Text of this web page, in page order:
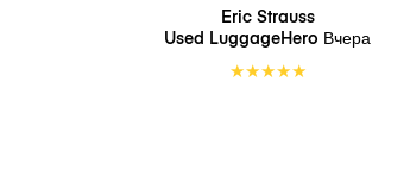
Eric Strauss
Used LuggageHero Вчера
★★★★★